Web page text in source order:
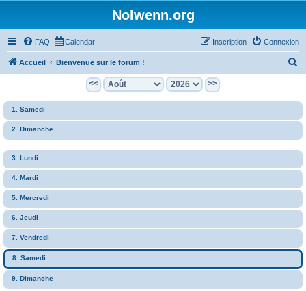
Nolwenn.org
FAQ Calendar Connexion
Inscription
Accueil Bienvenue sur le forum !
e
e
r
<< >>
1. Samedi
2. Dimanche
3. Lundi
4. Mardi
5. Mercredi
6. Jeudi
7. Vendredi
8. Samedi
9. Dimanche